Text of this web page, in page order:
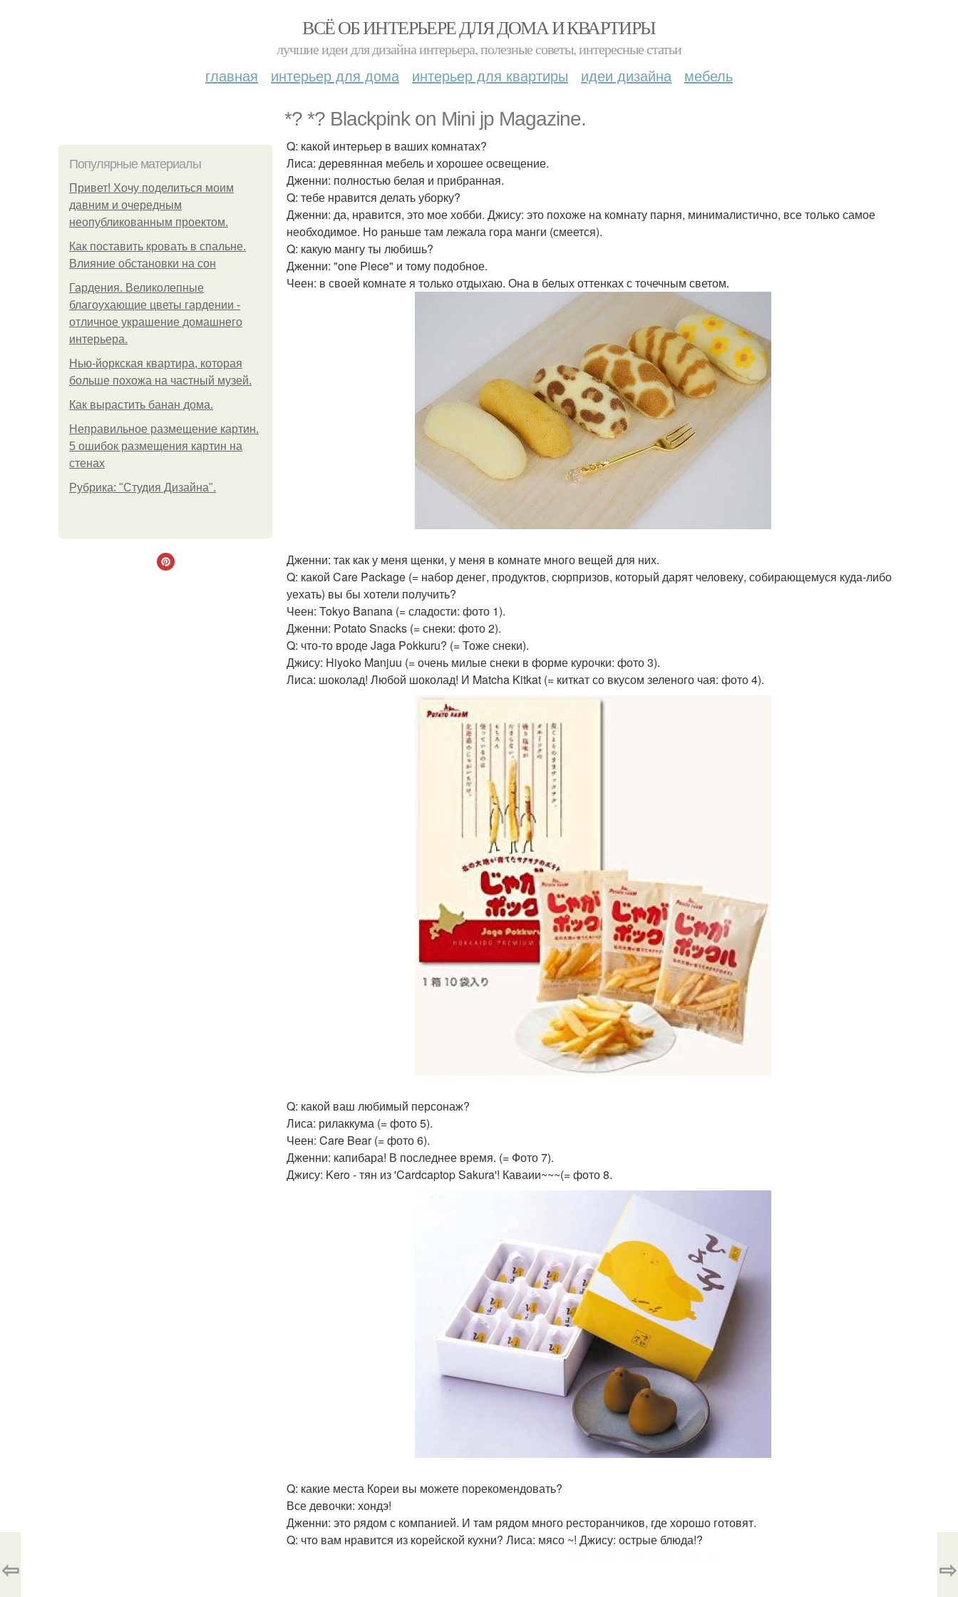
ВСЁ ОБ ИНТЕРЬЕРЕ ДЛЯ ДОМА И КВАРТИРЫ
лучшие идеи для дизайна интерьера, полезные советы, интересные статьи
главная интерьер для дома интерьер для квартиры идеи дизайна мебель
*? *? Blackpink on Mini jp Magazine.
Популярные материалы
Привет! Хочу поделиться моим
давним и очередным
неопубликованным проектом.
Как поставить кровать в спальне.
Влияние обстановки на сон
Гардения. Великолепные
благоухающие цветы гардении -
отличное украшение домашнего
интерьера.
Нью-йоркская квартира, которая
больше похожа на частный музей.
Как вырастить банан дома.
Неправильное размещение картин.
5 ошибок размещения картин на
стенах
Рубрика: "Студия Дизайна".
Q: какой интерьер в ваших комнатах?
Лиса: деревянная мебель и хорошее освещение.
Дженни: полностью белая и прибранная.
Q: тебе нравится делать уборку?
Дженни: да, нравится, это мое хобби. Джису: это похоже на комнату парня, минималистично, все только самое
необходимое. Но раньше там лежала гора манги (смеется).
Q: какую мангу ты любишь?
Дженни: "one Piece" и тому подобное.
Чеен: в своей комнате я только отдыхаю. Она в белых оттенках с точечным светом.
Дженни: так как у меня щенки, у меня в комнате много вещей для них.
Q: какой Care Package (= набор денег, продуктов, сюрпризов, который дарят человеку, собирающемуся куда-либо
уехать) вы бы хотели получить?
Чеен: Tokyo Banana (= сладости: фото 1).
Дженни: Potato Snacks (= снеки: фото 2).
Q: что-то вроде Jaga Pokkuru? (= Тоже снеки).
Джису: Hiyoko Manjuu (= очень милые снеки в форме курочки: фото 3).
Лиса: шоколад! Любой шоколад! И Matcha Kitkat (= киткат со вкусом зеленого чая: фото 4).
Q: какой ваш любимый персонаж?
Лиса: рилаккума (= фото 5).
Чеен: Care Bear (= фото 6).
Дженни: капибара! В последнее время. (= Фото 7).
Джису: Kero - тян из 'Cardcaptop Sakura'! Каваии~~~(= фото 8.
Q: какие места Кореи вы можете порекомендовать?
Все девочки: хондэ!
Дженни: это рядом с компанией. И там рядом много ресторанчиков, где хорошо готовят.
Q: что вам нравится из корейской кухни? Лиса: мясо ~! Джису: острые блюда!?
⇦ ⇨